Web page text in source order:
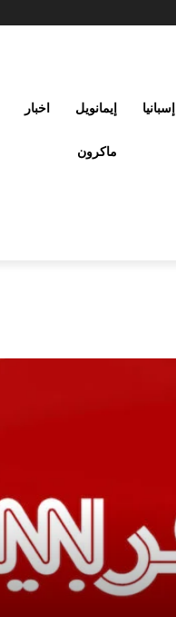
إسبانيا إيمانويل
ماكرون
اخبار